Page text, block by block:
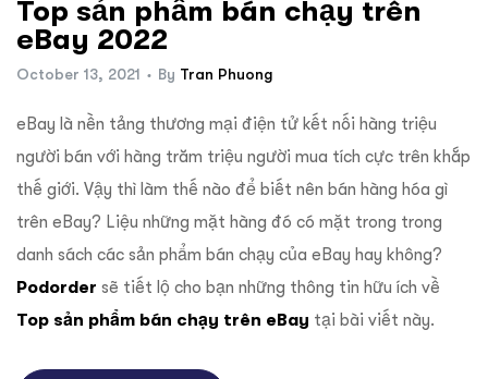
Top sản phẩm bán chạy trên
eBay 2022
October 13, 2021 By Tran Phuong
eBay là nền tảng thương mại điện tử kết nối hàng triệu
người bán với hàng trăm triệu người mua tích cực trên khắp
thế giới. Vậy thì làm thế nào để biết nên bán hàng hóa gì
trên eBay? Liệu những mặt hàng đó có mặt trong trong
danh sách các sản phẩm bán chạy của ​​eBay hay không?
Podorder sẽ tiết lộ cho bạn những thông tin hữu ích về
Top sản phẩm bán chạy trên eBay tại bài viết này.